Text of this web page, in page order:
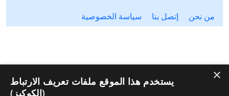
من نحن إتصل بنا سياسة الخصوصية
×
يستخدم هذا الموقع ملفات تعريف الارتباط
(الكوكيز)